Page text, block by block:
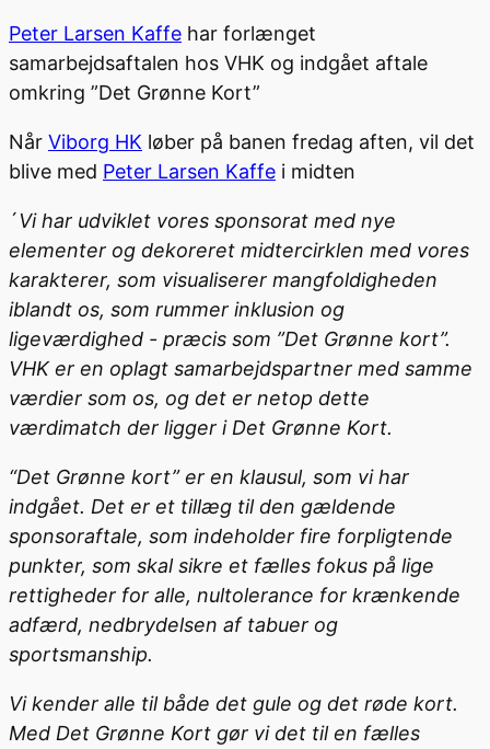
Peter Larsen Kaffe har forlænget
samarbejdsaftalen hos VHK og indgået aftale
omkring ”Det Grønne Kort”
Når Viborg HK løber på banen fredag aften, vil det
blive med Peter Larsen Kaffe i midten
´Vi har udviklet vores sponsorat med nye
elementer og dekoreret midtercirklen med vores
karakterer, som visualiserer mangfoldigheden
iblandt os, som rummer inklusion og
ligeværdighed - præcis som ”Det Grønne kort”.
VHK er en oplagt samarbejdspartner med samme
værdier som os, og det er netop dette
værdimatch der ligger i Det Grønne Kort.
“Det Grønne kort” er en klausul, som vi har
indgået. Det er et tillæg til den gældende
sponsoraftale, som indeholder fire forpligtende
punkter, som skal sikre et fælles fokus på lige
rettigheder for alle, nultolerance for krænkende
adfærd, nedbrydelsen af tabuer og
sportsmanship.
Vi kender alle til både det gule og det røde kort.
Med Det Grønne Kort gør vi det til en fælles